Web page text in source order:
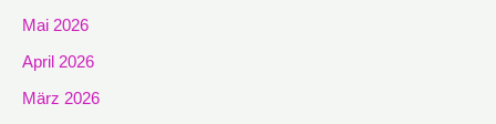
Mai 2026
April 2026
März 2026